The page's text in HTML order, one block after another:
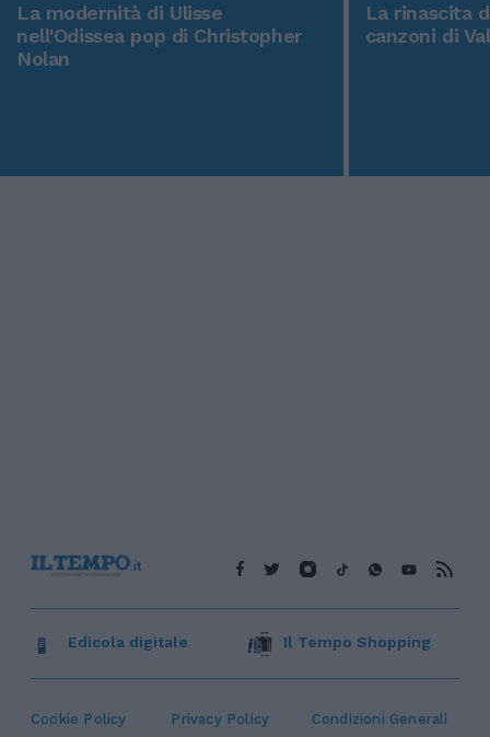
La modernità di Ulisse
nell'Odissea pop di Christopher
Nolan
La rinascita
canzoni di
Cookie Policy Privacy Policy Condizioni Generali
Edicola digitale Il Tempo Shopping